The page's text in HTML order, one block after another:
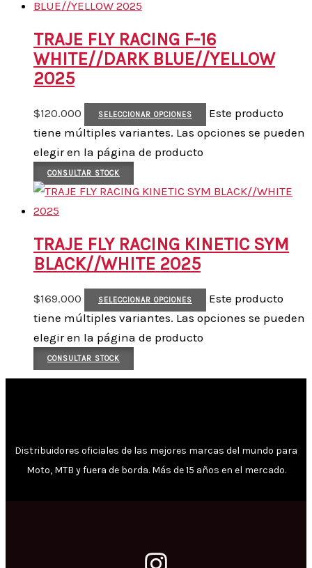
TRAJE FLY RACING F-16
WHITE//DARK BLUE//YELLOW
2025
$120.000 SELECCIONAR OPCIONES
Este producto
tiene múltiples variantes. Las opciones se pueden
elegir en la página de producto
CONSULTAR STOCK
TRAJE FLY RACING KINETIC SYM
BLACK//WHITE 2025
$169.000 SELECCIONAR OPCIONES
Este producto
tiene múltiples variantes. Las opciones se pueden
elegir en la página de producto
CONSULTAR STOCK
Distribuidores oficiales de las mejores marcas del mundo para
Moto, MTB y fuera de borda. Más de 15 años en el mercado.